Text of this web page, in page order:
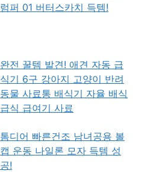
럼퍼 01 버터스카치 득템!
완전 꿀템 발견! 애견 자동 급
식기 6구 강아지 고양이 반려
동물 사료통 배식기 자율 배식
급식 급여기 사료
톰디어 빠른건조 남녀공용 볼
캡 운동 나일론 모자 득템 성
공!